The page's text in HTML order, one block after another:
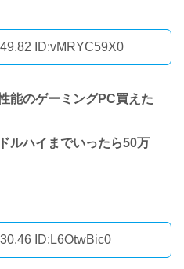
ID:vMRYC59X0
能のゲーミングPC買えた
ルハイまでいったら50万
ID:L6OtwBic0